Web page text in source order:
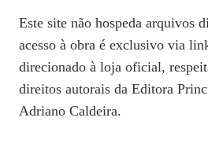
Este site não hospeda arquivos
acesso à obra é exclusivo via
direcionado à loja oficial,
direitos autorais da Editora
Adriano Caldeira.